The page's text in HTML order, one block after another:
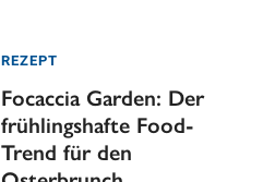
REZEPT
Focaccia Garden: Der
frühlingshafte Food-
Trend für den